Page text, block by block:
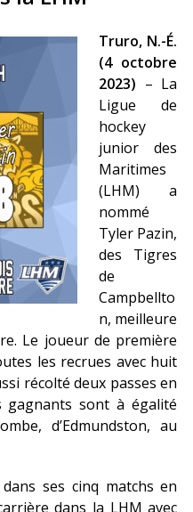
Truro, N.-É.
(4 octobre
2023) – La
Ligue de
hockey
junior des
Maritimes
(LHM) a
nommé
Tyler Pazin,
des Tigres
de
Campbellto
n, meilleure
Le joueur de première
les recrues avec huit
récolté deux passes en
gagnants sont à égalité
d’Edmundston, au
ses cinq matchs en
dans la LHM avec